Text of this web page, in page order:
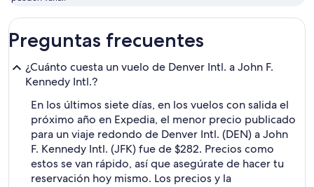
Preguntas frecuentes
¿Cuánto cuesta un vuelo de Denver Intl. a John F.
Kennedy Intl.?
En los últimos siete días, en los vuelos con salida el
próximo año en Expedia, el menor precio publicado
para un viaje redondo de Denver Intl. (DEN) a John
F. Kennedy Intl. (JFK) fue de $282. Precios como
estos se van rápido, así que asegúrate de hacer tu
reservación hoy mismo. Los precios y la